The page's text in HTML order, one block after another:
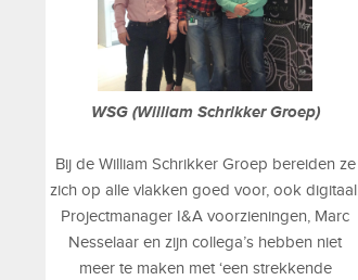
WSG (William Schrikker Groep)
Bij de William Schrikker Groep bereiden ze
zich op alle vlakken goed voor, ook digitaal.
Projectmanager I&A voorzieningen, Marc
Nesselaar en zijn collega’s hebben niet
meer te maken met ‘een strekkende